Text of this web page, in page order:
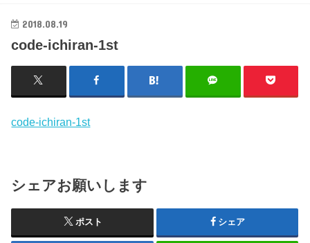
2018.08.19
code-ichiran-1st
code-ichiran-1st
シェアお願いします
ポスト シェア